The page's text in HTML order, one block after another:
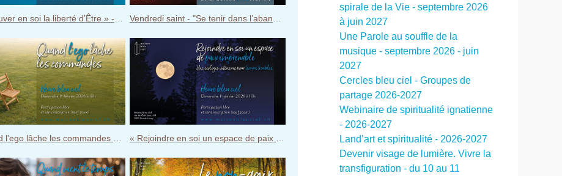
spirale de la Vie - septembre 2026
à juin 2027
Une Parole au souffle de la
musique - septembre 2026 - juin
2027
Cercles bleu ciel - Groupes de
partage 2026-2027
Webinaire de spiritualité ignatienne
- 2026-2027
Land’art et spiritualité - 2026-2027
Devenir visage de lumière. Vivre la
transfiguration - du 10 au 11